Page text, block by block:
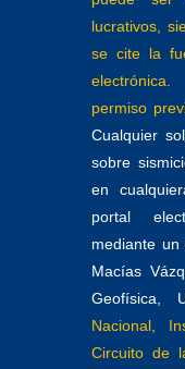
lucrativos,
se cite la
permiso
Cualquier
sobre
en
portal
mediante
Macías
Geofísica,
Nacional,
Circuito de